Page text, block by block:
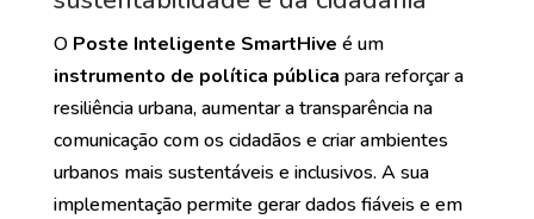
OPoste Inteligente SmartHive é um
instrumento de política pública para reforçar a
resiliência urbana, aumentar a transparência na
comunicação com os cidadãos e criar ambientes
urbanos mais sustentáveis e inclusivos. A sua
implementação permite gerar dados fiáveis e em